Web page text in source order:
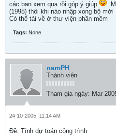
các bạn xem qua rồi góp ý giúp
.
(1998) thôi khi nào nhập xong bộ mới
Có thể tải về ở thư viện phần mềm
Tags: None
namPH
Thành viên
Tham gia ngày: Mar
24-10-2005, 11:14 AM
Ðề: Tính dự toán công trình